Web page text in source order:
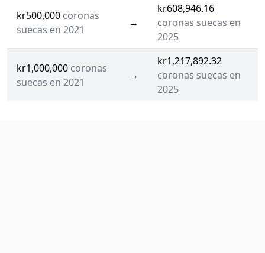
kr500,000 coronas
suecas en 2021
→
kr608,946.16
coronas suecas en
2025
kr1,000,000 coronas
suecas en 2021
→
kr1,217,892.32
coronas suecas en
2025